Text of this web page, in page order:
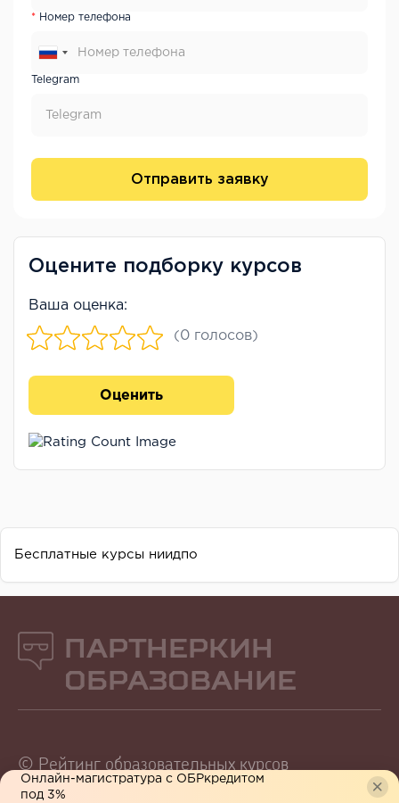
Номер телефона
Telegram
Отправить заявку
Оцените подборку курсов
Ваша оценка:
(0 голосов)
Оценить
Бесплатные курсы ниидпо
Партнеркин
Образование
© Рейтинг образовательных курсов
СМИ о Нас
Онлайн-магистратура с ОБРкредитом
под 3%